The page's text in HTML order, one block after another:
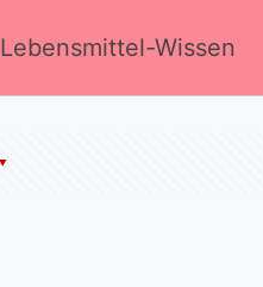
Lebensmittel-Wissen